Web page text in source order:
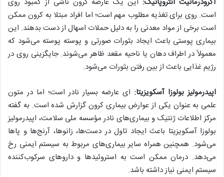
است. روی برای تغذیه مطلوب مهم است؛ اما افراد مبتلا به کرون ممکن
است برخی از مواد معدنی را به دلیل حملات اسهال از دست بدهند. این
بیماری پوستی باعث ایجاد بثورات صورتی و پوسته پوسته می‌شود که
معمولاً در اطراف دهان یا ناحیه مقعد ظاهر می‌شوند. جایگزینی روی در
رژیم غذایی باعث از بین رفتن بثورات می‌شود.
اپیدرمولیز بولوزا آسکویزیتا: ای عارضه بسیار نادر است؛ اما در متون
علمی به عنوان یکی از عوارض بیماری کرون گزارش شده است. به گفته
مرکز اطلاعات ژنتیک و بیماری‌های نادر مؤسسه ملی سلامت، اپیدرمولیز
بولوزا آسکویزیتا باعث ایجاد تاول در دست‌ها، زانو‌ها، آرنج‌ها و پا‌ها
می‌شود. همچنین همراه سایر بیماری‌های مربوط به سیستم ایمنی رخ
می‌دهد. درمان ممکن است به استروئید‌ها و دارو‌های سرکوب‌کننده
سیستم ایمنی نیاز داشته باشد.